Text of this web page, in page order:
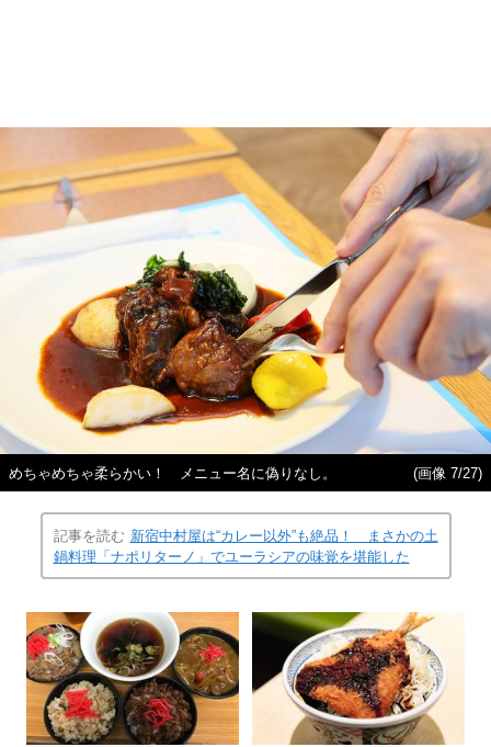
めちゃめちゃ柔らかい！ メニュー名に偽りなし。 (画像 7/27)
記事を読む 新宿中村屋は“カレー以外”も絶品！ まさかの土
鍋料理「ナポリターノ」でユーラシアの味覚を堪能した